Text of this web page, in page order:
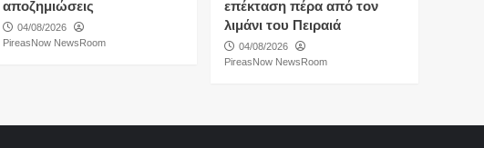
αποζημιώσεις
04/08/2026
PireasNow NewsRoom
επέκταση πέρα από τον
λιμάνι του Πειραιά
04/08/2026
PireasNow NewsRoom